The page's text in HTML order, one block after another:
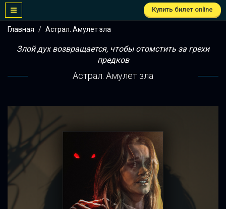
Купить билет online
Главная Астрал. Амулет зла
Злой дух возвращается, чтобы отомстить за грехи
предков
Астрал. Амулет зла